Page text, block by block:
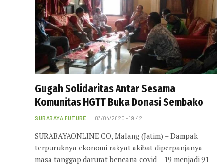
Gugah Solidaritas Antar Sesama
Komunitas HGTT Buka Donasi Sembako
SURABAYA FUTURE 03/04/2020 - 19:42
SURABAYAONLINE.CO, Malang (Jatim) – Dampak
terpuruknya ekonomi rakyat akibat diperpanjanya
masa tanggap darurat bencana covid – 19 menjadi 91